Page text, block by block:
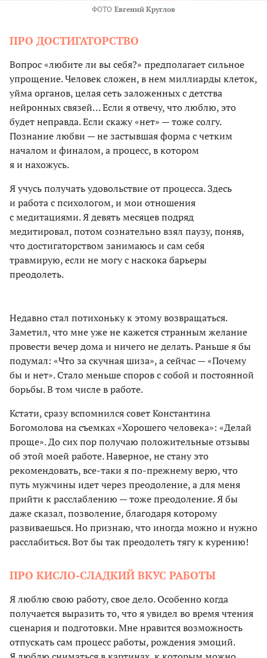
ФОТО Евгений Круглов
ПРО ДОСТИГАТОРСТВО
Вопрос «любите ли вы себя?» предполагает сильное
упрощение. Человек сложен, в нем миллиарды клеток,
уйма органов, целая сеть заложенных с детства
нейронных связей… Если я отвечу, что люблю, это
будет неправда. Если скажу «нет» — тоже солгу.
Познание любви — не застывшая форма с четким
началом и финалом, а процесс, в котором
я и нахожусь.
Я учусь получать удовольствие от процесса. Здесь
и работа с психологом, и мои отношения
с медитациями. Я девять месяцев подряд
медитировал, потом сознательно взял паузу, поняв,
что достигаторством занимаюсь и сам себя
травмирую, если не могу с наскока барьеры
преодолеть.
Недавно стал потихоньку к этому возвращаться.
Заметил, что мне уже не кажется странным желание
провести вечер дома и ничего не делать. Раньше я бы
подумал: «Что за скучная шиза», а сейчас — «Почему
бы и нет». Стало меньше споров с собой и постоянной
борьбы. В том числе в работе.
Кстати, сразу вспомнился совет Константина
Богомолова на съемках «Хорошего человека»: «Делай
проще». До сих пор получаю положительные отзывы
об этой моей работе. Наверное, не стану это
рекомендовать, все-таки я по-прежнему верю, что
путь мужчины идет через преодоление, а для меня
прийти к расслаблению — тоже преодоление. Я бы
даже сказал, позволение, благодаря которому
развиваешься. Но признаю, что иногда можно и нужно
расслабиться. Вот бы так преодолеть тягу к курению!
ПРО КИСЛО-СЛАДКИЙ ВКУС РАБОТЫ
Я люблю свою работу, свое дело. Особенно когда
получается выразить то, что я увидел во время чтения
сценария и подготовки. Мне нравится возможность
отпускать сам процесс работы, рождения эмоций.